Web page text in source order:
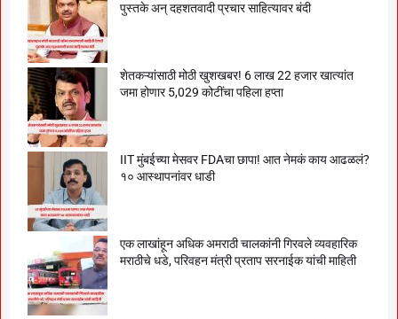
पुस्तके अन् दहशतवादी प्रचार साहित्यावर बंदी
शेतकऱ्यांसाठी मोठी खुशखबर! 6 लाख 22 हजार खात्यांत
जमा होणार 5,029 कोटींचा पहिला हप्ता
IIT मुंबईच्या मेसवर FDAचा छापा! आत नेमकं काय आढळलं?
१० आस्थापनांवर धाडी
एक लाखांहून अधिक अमराठी चालकांनी गिरवले व्यवहारिक
मराठीचे धडे, परिवहन मंत्री प्रताप सरनाईक यांची माहिती